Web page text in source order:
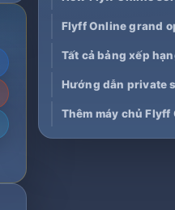
Flyff Online grand
Tất cả bảng xếp
Hướng dẫn private
Thêm máy chủ Flyff